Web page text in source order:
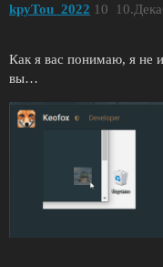
kpyTou_2022 10
Как я вас понимаю, я не
вы…